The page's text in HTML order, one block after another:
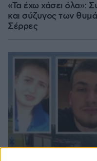
«Τα έχω χάσει όλα»:
και σύζυγος των
Σέρρες